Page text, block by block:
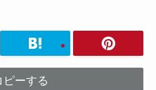
ーする